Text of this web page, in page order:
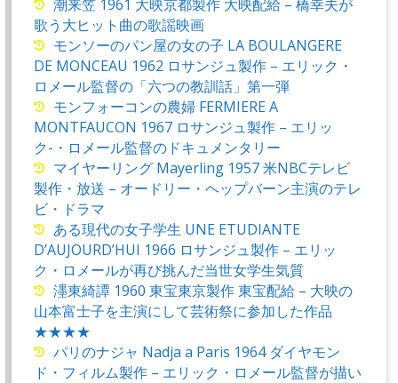
潮来笠 1961 大映京都製作 大映配給 – 橋幸夫が
歌う大ヒット曲の歌謡映画
モンソーのパン屋の女の子 LA BOULANGERE
DE MONCEAU 1962 ロサンジュ製作 – エリック・
ロメール監督の「六つの教訓話」第一弾
モンフォーコンの農婦 FERMIERE A
MONTFAUCON 1967 ロサンジュ製作 – エリッ
ク-・ロメール監督のドキュメンタリー
マイヤーリング Mayerling 1957 米NBCテレビ
製作・放送 – オードリー・ヘップバーン主演のテレ
ビ・ドラマ
ある現代の女子学生 UNE ETUDIANTE
D’AUJOURD’HUI 1966 ロサンジュ製作 – エリッ
ク・ロメールが再び挑んだ当世女学生気質
濹東綺譚 1960 東宝東京製作 東宝配給 – 大映の
山本富士子を主演にして芸術祭に参加した作品
★★★★
パリのナジャ Nadja a Paris 1964 ダイヤモン
ド・フィルム製作 – エリック・ロメール監督が描い